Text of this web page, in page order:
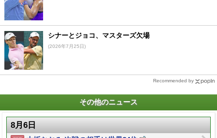
シナーとジョコ、マスターズ欠場
(2026年7月25日)
Recommended by
その他のニュース
8月6日